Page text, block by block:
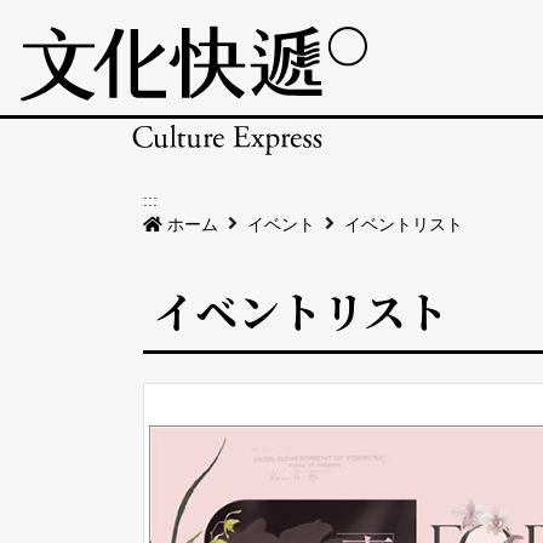
:::
ホーム
イベント イベントリスト
イベントリスト